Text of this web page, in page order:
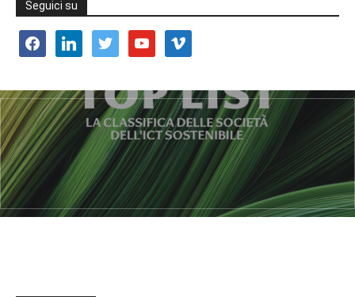
Seguici su
facebooklinkedin twitter youtube vimeo